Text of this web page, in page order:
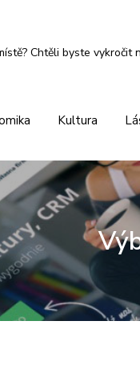
Chtěli byste
Kultura